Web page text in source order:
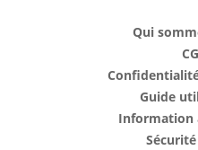
Qui
Guide
Information